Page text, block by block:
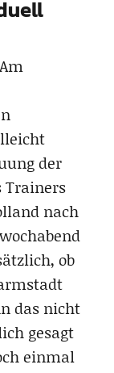
der
Trainers
nach
ob
das nicht
gesagt
einmal